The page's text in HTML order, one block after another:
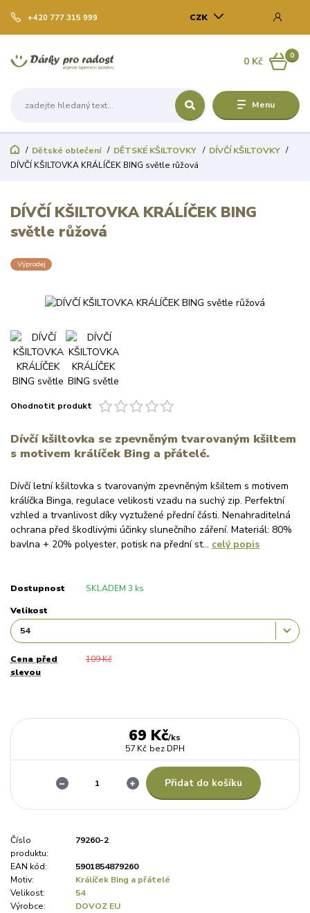
Menu
CZK
+420 777 315 999
0
0 Kč
Dětské oblečení DĚTSKÉ KŠILTOVKY
DÍVČÍ KŠILTOVKY
DÍVČÍ KŠILTOVKA KRÁLÍČEK BING světle růžová
DÍVČÍ KŠILTOVKA KRÁLÍČEK BING
světle růžová
Výprodej
Ohodnotit produkt
Dívčí kšiltovka se zpevněným tvarovaným kšiltem
s motivem králíček Bing a přátelé.
Dívčí letní kšiltovka s tvarovaným zpevněným kšiltem s motivem
králíčka Binga, regulace velikosti vzadu na suchý zip. Perfektní
vzhled a trvanlivost díky vyztužené přední části. Nenahraditelná
ochrana před škodlivými účinky slunečního záření. Materiál: 80%
bavlna + 20% polyester, potisk na přední st... celý popis
Dostupnost SKLADEM 3 ks
Velikost
Cena před
slevou
109 Kč
69 Kč/ks
57 Kč bez DPH
Přidat do košíku
Číslo
produktu:
79260-2
EAN kód:
5901854879260
Motiv:
Králíček Bing a přátelé
Velikost:
54
Výrobce:
DOVOZ EU